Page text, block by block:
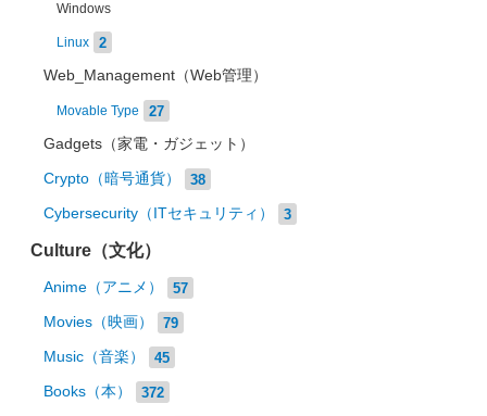
Windows
Linux 2
Web_Management（Web管理）
Movable Type 27
Gadgets（家電・ガジェット）
Crypto（暗号通貨） 38
Cybersecurity（ITセキュリティ） 3
Culture（文化）
Anime（アニメ） 57
Movies（映画） 79
Music（音楽） 45
Books（本） 372